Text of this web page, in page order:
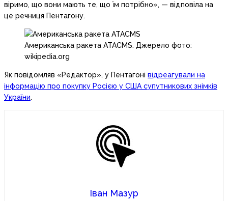
віримо, що вони мають те, що їм потрібно», — відповіла на
це речниця Пентагону.
Американська ракета ATACMS. Джерело фото:
wikipedia.org
Як повідомляв «Редактор», у Пентагоні відреагували на
інформацію про покупку Росією у США супутникових знімків
України.
Іван Мазур